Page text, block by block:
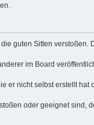
guten Sitten
im Board
nicht selbst erstellt
oder geeignet sind,